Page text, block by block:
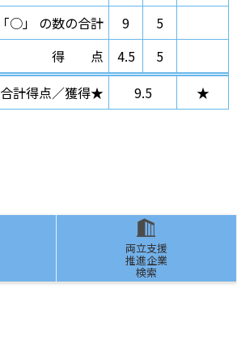
「○」 の数の合計 9
5
得点
4.5
5
合計得点／獲得★
9.5 ★
両立支援
推進企業
検索